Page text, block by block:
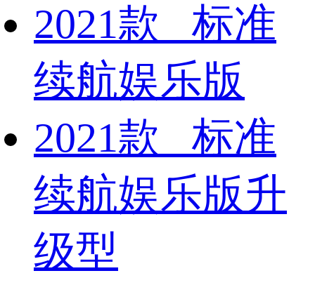
2021款 标准
续航娱乐版
2021款 标准
续航娱乐版升
级型